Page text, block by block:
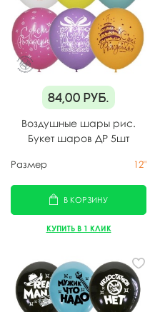
84,00 руб.
Воздушные шары рис.
Букет шаров ДР 5шт
Размер 12"
В КОРЗИНУ
КУПИТЬ В 1 КЛИК